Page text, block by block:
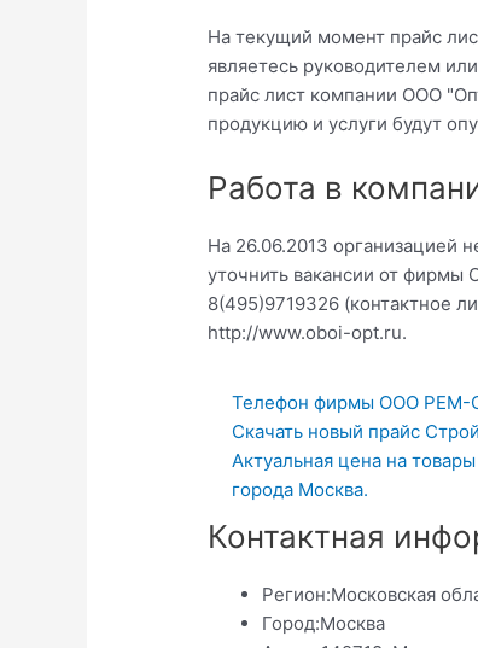
На текущий момент прайс
являетесь руководителем
прайс лист компании ООО
продукцию и услуги будут
Работа в
На 26.06.2013 организацией
уточнить вакансии от фирмы
8(495)9719326 (контактное
http://www.oboi-opt.ru.
Телефон фирмы ООО РЕМ-
Скачать новый прайс
Актуальная цена на
города Москва.
Контактная
Регион:Московская
Город:Москва